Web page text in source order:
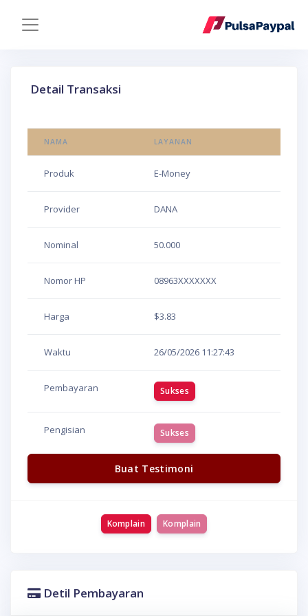
Detail Transaksi
NAMA LAYANAN
Produk E-Money
Provider DANA
Nominal 50.000
Nomor HP 08963XXXXXXX
Harga $3.83
Waktu 26/05/2026 11:27:43
Pembayaran Sukses
Pengisian Sukses
Buat Testimoni
Komplain Komplain
Detil Pembayaran